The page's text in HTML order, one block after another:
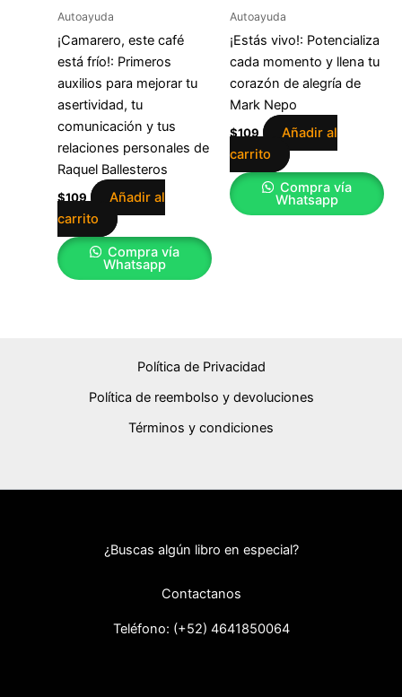
Autoayuda
¡Camarero, este café
está frío!: Primeros
auxilios para mejorar tu
asertividad, tu
comunicación y tus
relaciones personales de
Raquel Ballesteros
$109
Añadir al
carrito
Compra vía
Whatsapp
Autoayuda
¡Estás vivo!: Potencializa
cada momento y llena tu
corazón de alegría de
Mark Nepo
$109
Añadir al
carrito
Compra vía
Whatsapp
Política de Privacidad
Política de reembolso y devoluciones
Términos y condiciones
¿Buscas algún libro en especial?
Contactanos
Teléfono: (+52) 4641850064